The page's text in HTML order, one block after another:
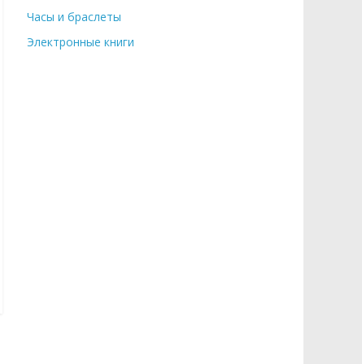
Часы и браслеты
Электронные книги